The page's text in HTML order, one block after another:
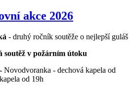
akce 2026
- druhý ročník soutěže o nejlepší guláš
soutěž v požárním útoku
Novodvoranka - dechová kapela od
od 19h